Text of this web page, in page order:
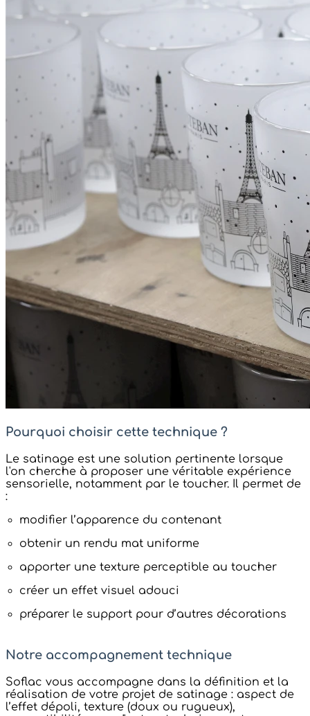
Pourquoi choisir cette technique ?
Le satinage est une solution pertinente lorsque
l'on cherche à proposer une véritable expérience
sensorielle, notamment par le toucher. Il permet de
:
modifier l’apparence du contenant
obtenir un rendu mat uniforme
apporter une texture perceptible au toucher
créer un effet visuel adouci
préparer le support pour d’autres décorations
Notre accompagnement technique
Soflac vous accompagne dans la définition et la
réalisation de votre projet de satinage : aspect de
l’effet dépoli, texture (doux ou rugueux),